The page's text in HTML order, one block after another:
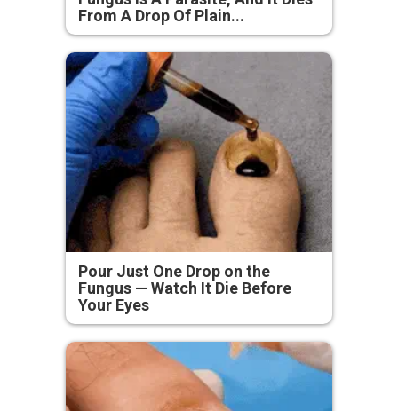
From A Drop Of Plain...
Pour Just One Drop on the
Fungus — Watch It Die Before
Your Eyes